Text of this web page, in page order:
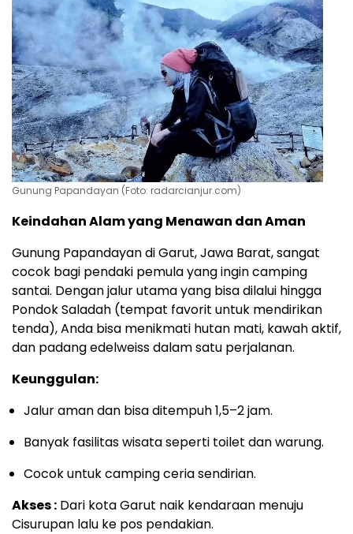
Gunung Papandayan (Foto: radarcianjur.com)
Keindahan Alam yang Menawan dan Aman
Gunung Papandayan di Garut, Jawa Barat, sangat
cocok bagi pendaki pemula yang ingin camping
santai. Dengan jalur utama yang bisa dilalui hingga
Pondok Saladah (tempat favorit untuk mendirikan
tenda), Anda bisa menikmati hutan mati, kawah aktif,
dan padang edelweiss dalam satu perjalanan.
Keunggulan:
Jalur aman dan bisa ditempuh 1,5–2 jam.
Banyak fasilitas wisata seperti toilet dan warung.
Cocok untuk camping ceria sendirian.
Akses : Dari kota Garut naik kendaraan menuju
Cisurupan lalu ke pos pendakian.